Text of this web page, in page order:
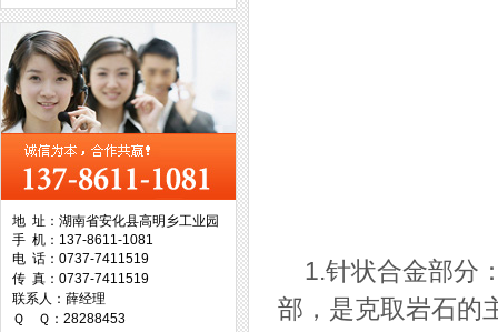
西工集团
台湾协威机械
地 址：湖南省安化县高明乡工业园
手 机：137-8611-1081
电 话：0737-7411519
传 真：0737-7411519
联系人：薛经理
Ｑ Ｑ：28288453
1.针状合金部分
部，是克取岩石的